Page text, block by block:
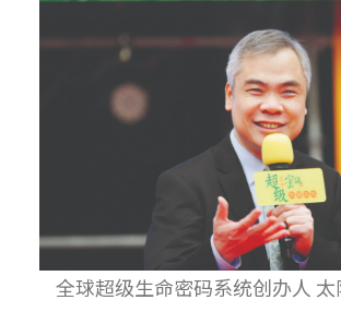
全球超级生命密码系统创办人